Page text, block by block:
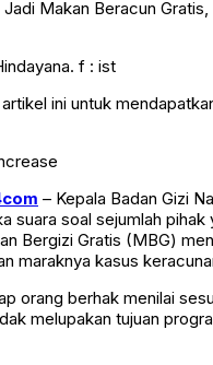
f : ist
ini untuk
– Kepala Badan Gizi
suara soal sejumlah pihak
Bergizi Gratis (MBG)
maraknya kasus
orang berhak menilai
melupakan tujuan